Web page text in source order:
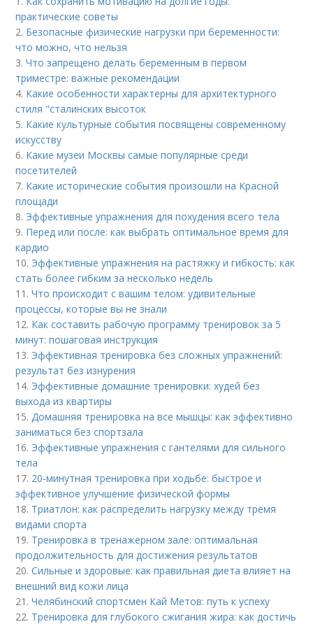
практические советы
2. Безопасные физические нагрузки при беременности:
что можно, что нельзя
3.Что запрещено делать беременным в первом
триместре: важные рекомендации
4. Какие особенности характерны для архитектурного
стиля "сталинских высоток
5. Какие культурные события посвящены современному
искусству
6. Какие музеи Москвы самые популярные среди
посетителей
7. Какие исторические события произошли на Красной
площади
8. Эффективные упражнения для похудения всего тела
9. Перед или после: как выбрать оптимальное время для
кардио
10. Эффективные упражнения на растяжку и гибкость: как
стать более гибким за несколько недель
11.Что происходит с вашим телом: удивительные
процессы, которые вы не знали
12. Как составить рабочую программу тренировок за 5
минут: пошаговая инструкция
13. Эффективная тренировка без сложных упражнений:
результат без изнурения
14. Эффективные домашние тренировки: худей без
выхода из квартиры
15.Домашняя тренировка на все мышцы: как эффективно
заниматься без спортзала
16. Эффективные упражнения с гантелями для сильного
тела
17. 20-минутная тренировка при ходьбе: быстрое и
эффективное улучшение физической формы
18. Триатлон: как распределить нагрузку между тремя
видами спорта
19. Тренировка в тренажерном зале: оптимальная
продолжительность для достижения результатов
20.Сильные и здоровые: как правильная диета влияет на
внешний вид кожи лица
21.Челябинский спортсмен Кай Метов: путь к успеху
22. Тренировка для глубокого сжигания жира: как достичь